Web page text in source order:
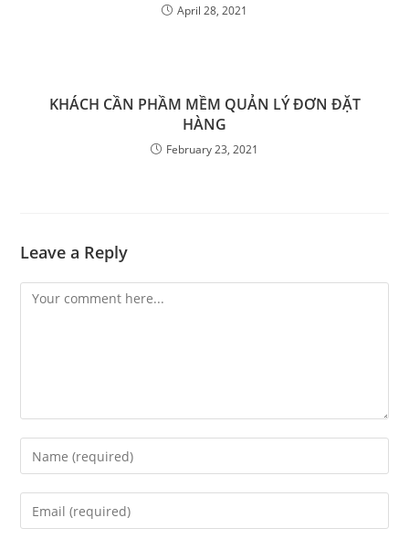
April 28, 2021
KHÁCH CẦN PHẦM MỀM QUẢN LÝ ĐƠN ĐẶT
HÀNG
February 23, 2021
Leave a Reply
Comment
Enter
your
name
Enter
your